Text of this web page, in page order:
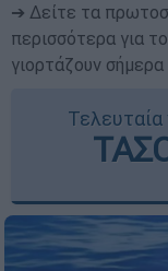
➔ Δείτε τα
περισσότερα για
γιορτάζουν σήμερα
Τελευταία